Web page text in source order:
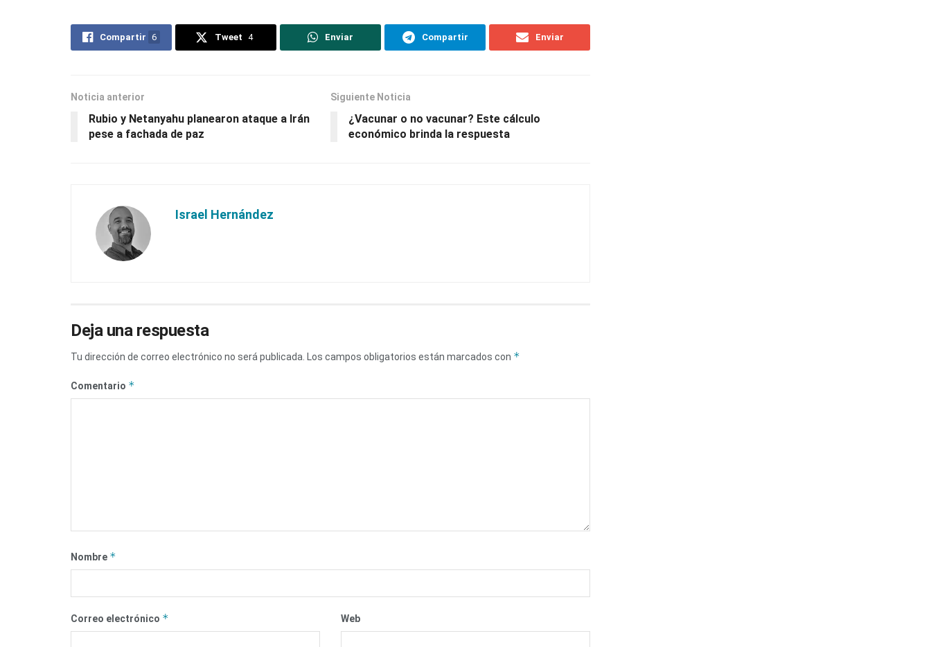
Compartir 6 Tweet 4 Enviar Compartir Enviar
Noticia anterior
Rubio y Netanyahu planearon ataque a Irán
pese a fachada de paz
Siguiente Noticia
¿Vacunar o no vacunar? Este cálculo
económico brinda la respuesta
Israel Hernández
Deja una respuesta
Tu dirección de correo electrónico no será publicada. Los campos obligatorios están marcados con *
Comentario *
Nombre *
Correo electrónico * Web